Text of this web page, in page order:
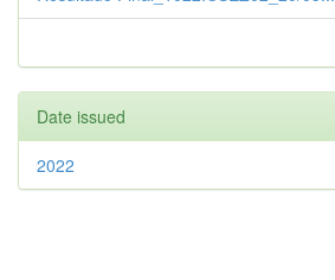
Date issued
2022